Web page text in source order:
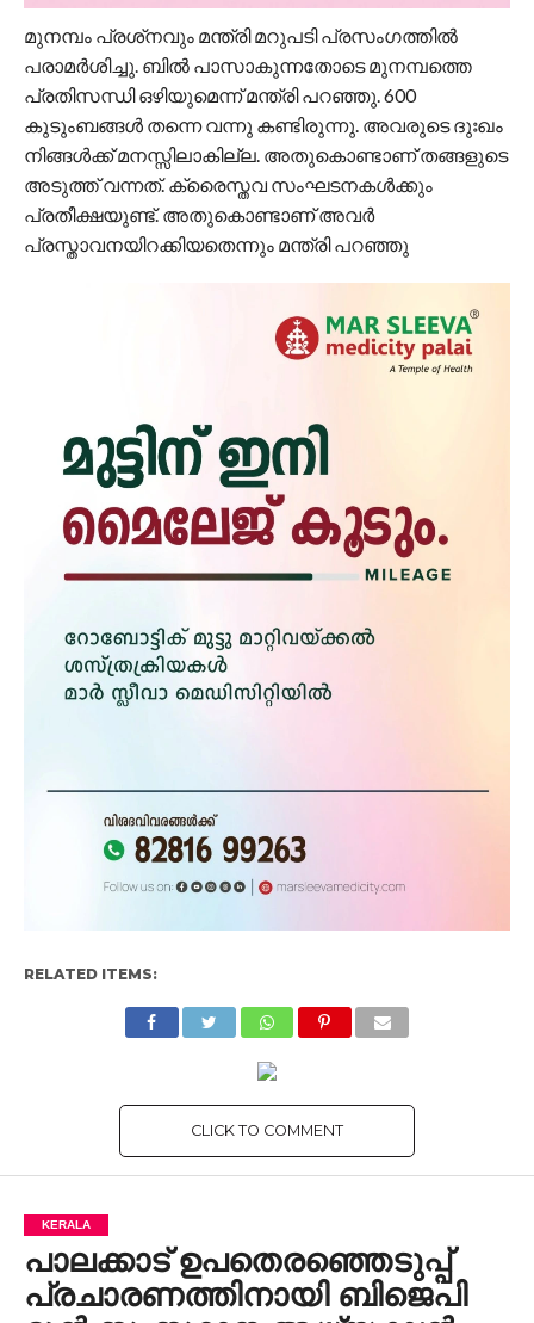
മുനമ്പം പ്രശ്‌നവും മന്ത്രി മറുപടി പ്രസംഗത്തിൽ
പരാമർശിച്ചു. ബിൽ പാസാകുന്നതോടെ മുനമ്പത്തെ
പ്രതിസന്ധി ഒഴിയുമെന്ന് മന്ത്രി പറഞ്ഞു. 600
കുടുംബങ്ങൾ തന്നെ വന്നു കണ്ടിരുന്നു. അവരുടെ ദുഃഖം
നിങ്ങൾക്ക് മനസ്സിലാകില്ല. അതുകൊണ്ടാണ് തങ്ങളുടെ
അടുത്ത് വന്നത്. ക്രൈസ്തവ സംഘടനകൾക്കും
പ്രതീക്ഷയുണ്ട്. അതുകൊണ്ടാണ് അവർ
പ്രസ്താവനയിറക്കിയതെന്നും മന്ത്രി പറഞ്ഞു
RELATED ITEMS:
CLICK TO COMMENT
KERALA
പാലക്കാട് ഉപതെരഞ്ഞെടുപ്പ്
പ്രചാരണത്തിനായി ബിജെപി